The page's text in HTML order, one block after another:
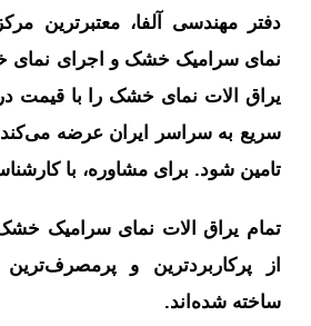
مهندسی آلفا، معتبرترین مرکز
سرامیک خشک و اجرای نمای خشک،
الات نمای خشک را با قیمت درب
به سراسر ایران عرضه می‌کند تا
شود. برای مشاوره، با کارشناسان
یراق الات نمای سرامیک خشک
پرکاربردترین و پرمصرف‌ترین
شده‌اند.